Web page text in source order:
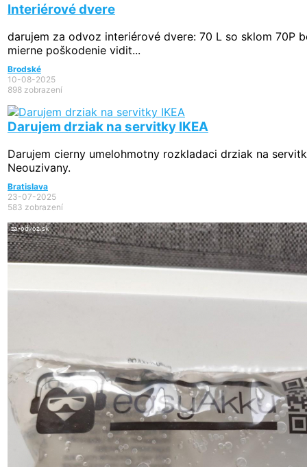
Interiérové dvere
darujem za odvoz interiérové dvere: 70 L so sklom 70P
mierne poškodenie vidit...
Brodské
10-08-2025
898 zobrazení
Darujem drziak na servitky IKEA
Darujem cierny umelohmotny rozkladaci drziak na
Neouzivany.
Bratislava
23-07-2025
583 zobrazení